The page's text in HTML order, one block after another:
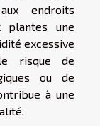
endroits
plantes une
excessive
risque de
ou de
à une